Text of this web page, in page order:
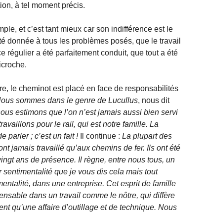
à tel moment précis.
et c’est tant mieux car son indifférence est le
donnée à tous les problèmes posés, que le travail
régulier a été parfaitement conduit, que tout a été
le cheminot est placé en face de responsabilités
sommes dans le genre de Lucullus, nous dit
estimons que l’on n’est jamais aussi bien servi
pour le rail, qui est notre famille. La
parler ; c’est un fait !Il continue : La plupart des
jamais travaillé qu’aux chemins de fer. Ils ont été
ans de présence. Il règne, entre nous tous, un
sentimentalité que je vous dis cela mais tout
dans une entreprise. Cet esprit de famille
dans un travail comme le nôtre, qui diffère
qu’une affaire d’outillage et de technique. Nous